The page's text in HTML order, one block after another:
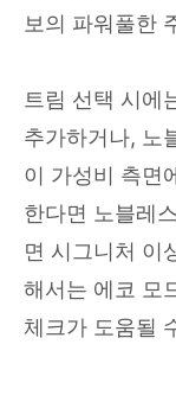
보의 파워풀한
트림 선택 시에
추가하거나, 노
이 가성비 측면
한다면 노블레
면 시그니처 이
해서는 에코 모
체크가 도움될